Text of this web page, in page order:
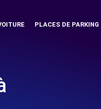
PLACES DE PARKING